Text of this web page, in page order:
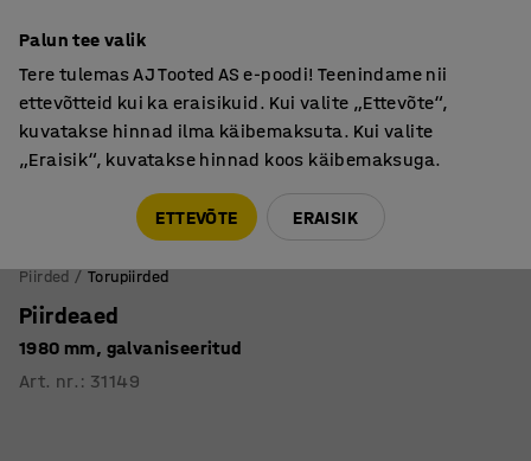
Pärnu mnt 158, Tallinn. Kauba väljastamine Paneeli
6, Tallinn. Vaata lähemalt!
Piirded Torupiirded
Piirdeaed
1980 mm, galvaniseeritud
Art. nr. : 31149
Palun tee valik
Tere tulemas AJ Tooted AS e-poodi! Teenindame nii
ettevõtteid kui ka eraisikuid. Kui valite „Ettevõte“,
kuvatakse hinnad ilma käibemaksuta. Kui valite
„Eraisik“, kuvatakse hinnad koos käibemaksuga.
ETTEVÕTE ERAISIK